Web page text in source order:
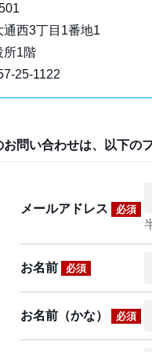
通西3丁目1番地1
所1階
25-1122
お問い合わせは、以下の
メールアドレス 必須
お名前 必須
お名前（かな） 必須